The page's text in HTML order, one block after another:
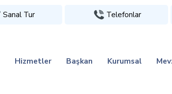
Sanal Tur Telefonlar
Hizmetler Başkan Kurumsal